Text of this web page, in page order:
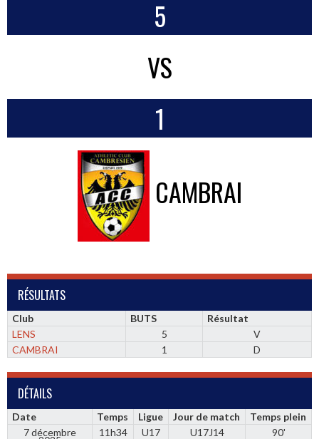
5
VS
1
CAMBRAI
RÉSULTATS
Club BUTS
Résultat
LENS
5
V
CAMBRAI
1 D
DÉTAILS
Date Temps Ligue Jour de match
Temps plein
7 décembre
11h34 U17 U17J14 90'